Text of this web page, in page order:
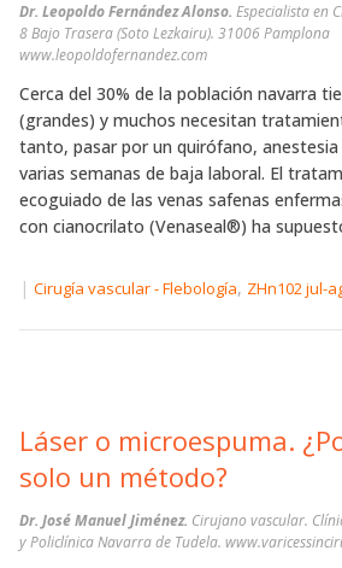
Dr. Leopoldo Fernández Alonso. Especialista en
8 Bajo Trasera (Soto Lezkairu). 31006 Pamplona
www.leopoldofernandez.com
Cerca del 30% de la población navarra
(grandes) y muchos necesitan
tanto, pasar por un quirófano,
varias semanas de baja laboral. El
ecoguiado de las venas safenas
con cianocrilato (Venaseal®) ha
| Cirugía vascular - Flebología, ZHn102 jul-
Láser o microespuma.
solo un método?
Dr. José Manuel Jiménez. Cirujano vascular.
y Policlínica Navarra de Tudela.